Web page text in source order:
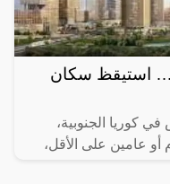
… استيقظ سكان
شخص في كوريا الجنوبية،
أو عامين على الأقل،